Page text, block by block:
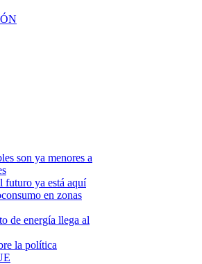
son ya menores a
futuro ya está aquí
en zonas
de energía llega al
la política